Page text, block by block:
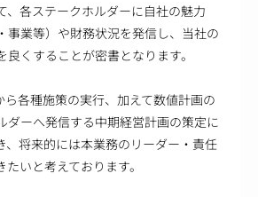
、各ステークホルダーに自社の魅力
事業等）や財務状況を発信し、当社の
くすることが密書となります。
ら各種施策の実行、加えて数値計画の
ダーへ発信する中期経営計画の策定に
、将来的には本業務のリーダー・責任
いと考えております。